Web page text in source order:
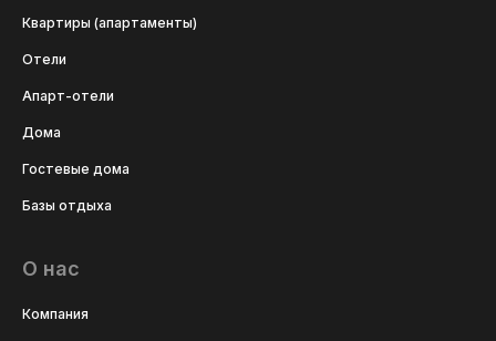
Квартиры (апартаменты)
Отели
Апарт-отели
Дома
Гостевые дома
Базы отдыха
О нас
Компания